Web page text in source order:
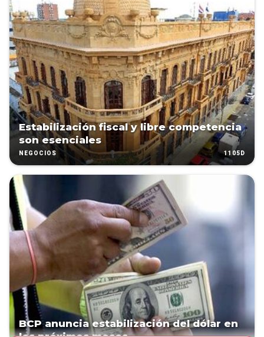
Estabilización fiscal y libre competencia
son esenciales
NEGOCIOS 1105D
BCP anuncia estabilización del dólar en